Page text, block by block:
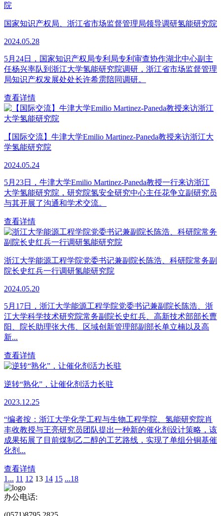
国家知识产权局、浙江省市场监督管理局领导调研氢能研究院
2024.05.28
5月24日，国家知识产权局专利局专利审查协作湖北中心副主
任杨兴率队到浙江大学氢能研究院调研，浙江省市场监督管理
局知识产权发展处处长许希雳陪同调研。
查看详情
【国际交流】牛津大学Emilio Martinez-Paneda教授来访浙江大
学氢能研究院
2024.05.24
5月23日，牛津大学Emilio Martinez-Paneda教授一行来访浙江
大学氢能研究院，研究院氢安全研究中心主任花争立副研究员
与其开展了沟通和学术交流。
查看详情
浙江大学能源工程学院党委书记兼副院长陈浩、科研院常务副
院长史红兵一行调研氢能研究院
2024.05.20
5月17日，浙江大学能源工程学院党委书记兼副院长陈浩、浙
江大学科学技术研究院常务副院长史红兵、高新技术部部长曹
阳、院长助理张大伟、区域创新管理部副部长单立楠以及高
新...
查看详情
逆转“熟化”，让催化剂活力长驻
2023.12.25
“编者按：浙江大学化学工程与生物工程学院、氢能研究院肖
丰收教授与王亮研究员团队提出一种新的催化剂设计策略，该
成果拓展了目前煤制乙二醇的工艺路线，实现了单组分铜基催
化剂...
查看详情
1... 11 12 13 14 15 ...18
办公电话: